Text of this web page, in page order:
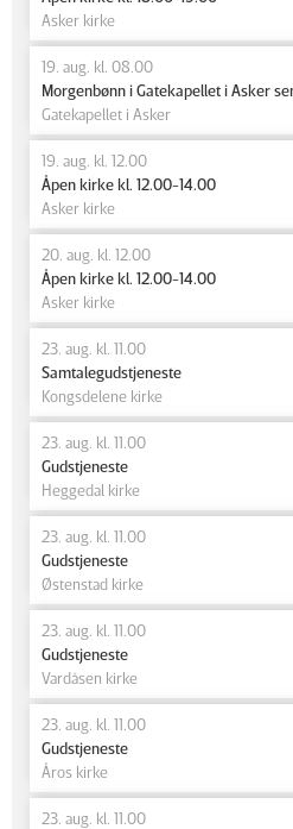
Asker kirke
19. aug. kl. 08.00
Morgenbønn i Gatekapellet i Asker
Gatekapellet i Asker
19. aug. kl. 12.00
Åpen kirke kl. 12.00-14.00
Asker kirke
20. aug. kl. 12.00
Åpen kirke kl. 12.00-14.00
Asker kirke
23. aug. kl. 11.00
Samtalegudstjeneste
Kongsdelene kirke
23. aug. kl. 11.00
Gudstjeneste
Heggedal kirke
23. aug. kl. 11.00
Gudstjeneste
Østenstad kirke
23. aug. kl. 11.00
Gudstjeneste
Vardåsen kirke
23. aug. kl. 11.00
Gudstjeneste
Åros kirke
23. aug. kl. 11.00